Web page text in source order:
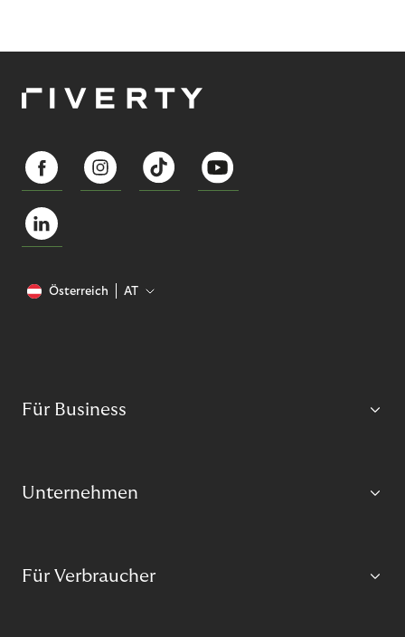
Österreich AT
Für Business
Unternehmen
Für Verbraucher